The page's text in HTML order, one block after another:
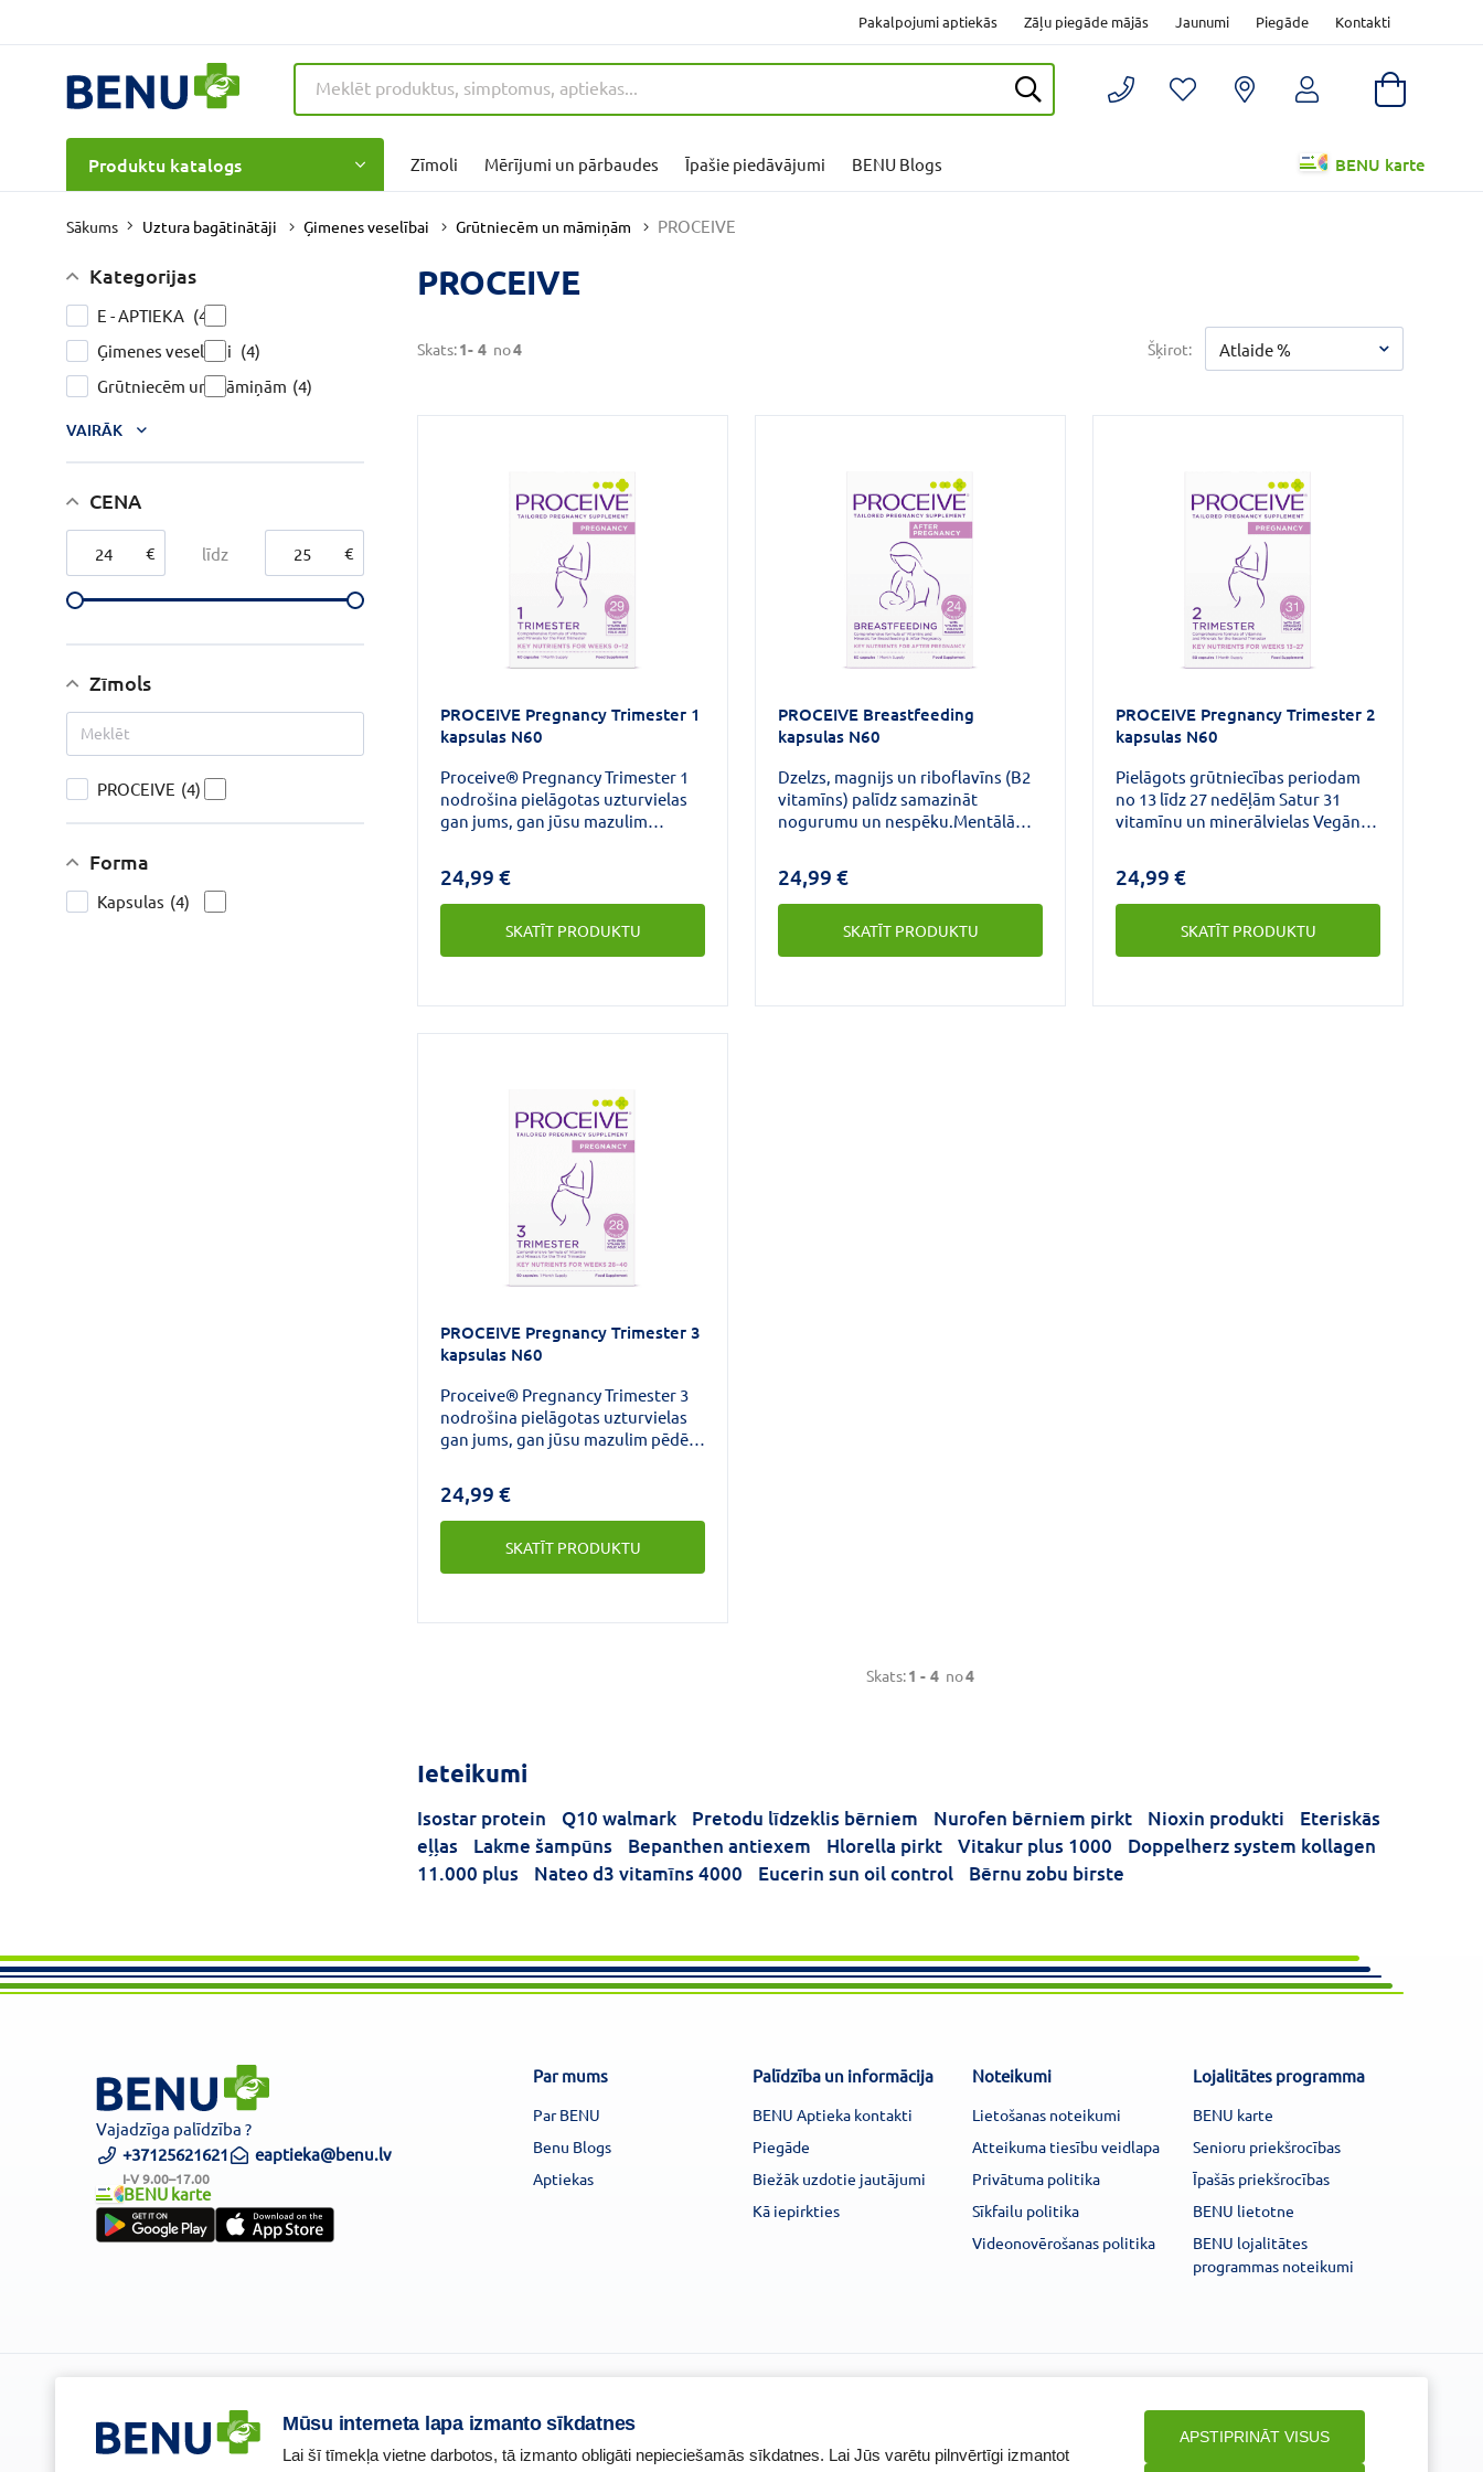
Mūsu interneta lapa izmanto sīkdatnes
Lai šī tīmekļa vietne darbotos, tā izmanto obligāti nepieciešamās sīkdatnes. Lai Jūs varētu pilnvērtīgi izmantot
APSTIPRINĀT VISUS
Pakalpojumi aptiekās Zāļu piegāde mājās Jaunumi Piegāde Kontakti
Produktu katalogs Zīmoli Mērījumi un pārbaudes Īpašie piedāvājumi BENU Blogs BENU karte
Sākums Uztura bagātinātāji Ģimenes veselībai Grūtniecēm un māmiņām PROCEIVE
Kategorijas
E - APTIEKA (4)
Ģimenes veselībai (4)
Grūtniecēm un māmiņām (4)
VAIRĀK
CENA
€ līdz €
Zīmols
PROCEIVE (4)
Forma
Kapsulas (4)
PROCEIVE
Skats:1- 4 no4 Šķirot: Atlaide %
PROCEIVE Pregnancy Trimester 1
kapsulas N60
Proceive® Pregnancy Trimester 1
nodrošina pielāgotas uzturvielas
gan jums, gan jūsu mazulim
aktīvs 29 galveno vitamīnu,
minerālvielu un aminoskābju
maisījums.
24,99 €
SKATĪT PRODUKTU
PROCEIVE Breastfeeding
kapsulas N60
Dzelzs, magnijs un riboflavīns (B2
vitamīns) palīdz samazināt
nogurumu un nespēku.Mentālā
24,99 €
SKATĪT PRODUKTU
PROCEIVE Pregnancy Trimester 2
kapsulas N60
Pielāgots grūtniecības periodam
no 13 līdz 27 nedēļām Satur 31
vitamīnu un minerālvielas Vegāns
veidā, lai atbalstītu labāku
uzsūkšanos.Folijskābe veicina
mātes audu augšanu grūtniecības
laikā.
24,99 €
SKATĪT PRODUKTU
PROCEIVE Pregnancy Trimester 3
kapsulas N60
Proceive® Pregnancy Trimester 3
nodrošina pielāgotas uzturvielas
gan jums, gan jūsu mazulim pēdējo
minerālvielu un aminoskābju
maisījums, kas zinātniski izstrādāts
šim posmam.
24,99 €
SKATĪT PRODUKTU
Skats:1 - 4 no4
Ieteikumi
Isostar protein Q10 walmark Pretodu līdzeklis bērniem Nurofen bērniem pirkt Nioxin produkti
Eteriskās
eļļas
Lakme šampūns Bepanthen antiexem Hlorella pirkt Vitakur plus 1000
Doppelherz system kollagen
11.000 plus
Nateo d3 vitamīns 4000 Eucerin sun oil control Bērnu zobu birste
Vajadzīga palīdzība ?
+37125621621
I-V 9.00–17.00
eaptieka@benu.lv
BENU karte
Par mums
Par BENU
Benu Blogs
Aptiekas
Palīdzība un informācija
BENU Aptieka kontakti
Piegāde
Biežāk uzdotie jautājumi
Kā iepirkties
Noteikumi
Lietošanas noteikumi
Atteikuma tiesību veidlapa
Privātuma politika
Sīkfailu politika
Videonovērošanas politika
Lojalitātes programma
BENU karte
Senioru priekšrocības
Īpašās priekšrocības
BENU lietotne
BENU lojalitātes
programmas noteikumi